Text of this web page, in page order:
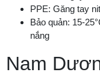
PPE: Găng tay
Bảo quản: 15-
nắng
Nam